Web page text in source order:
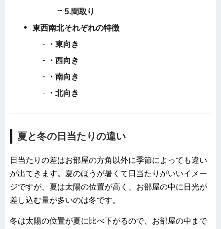
5.間取り
東西南北それぞれの特徴
・東向き
・西向き
・南向き
・北向き
夏と冬の日当たりの違い
日当たりの差はお部屋の方角以外に季節によっても違い
が出てきます。夏のほうが暑くて日当たりがいいイメー
ジですが、夏は太陽の位置が高く、お部屋の中に日光が
差し込む量が多いのは冬です。
冬は太陽の位置が夏に比べ下がるので、お部屋の中まで